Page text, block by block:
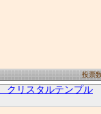
投票
クリスタルテンプル